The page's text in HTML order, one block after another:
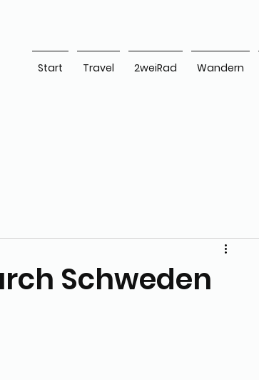
Start Travel 2weiRad Wandern
Schweden